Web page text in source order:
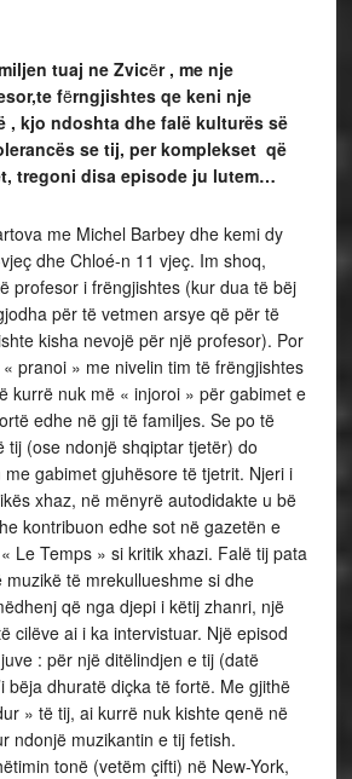
tuaj ne Zvicër , me nje
fërngjishtes qe keni nje
, kjo ndoshta dhe falë kulturës së
se tij, per komplekset që
tregoni disa episode ju lutem…
me Michel Barbey dhe kemi dy
dhe Chloé-n 11 vjeç. Im shoq,
profesor i frëngjishtes (kur dua të bëj
për të vetmen arsye që për të
kisha nevojë për një profesor). Por
pranoi » me nivelin tim të frëngjishtes
kurrë nuk më « injoroi » për gabimet e
edhe në gji të familjes. Se po të
tij (ose ndonjë shqiptar tjetër) do
gabimet gjuhësore të tjetrit. Njeri i
xhaz, në mënyrë autodidakte u bë
kontribuon edhe sot në gazetën e
Le Temps » si kritik xhazi. Falë tij pata
muzikë të mrekullueshme si dhe
që nga djepi i këtij zhanri, një
cilëve ai i ka intervistuar. Një episod
: për një ditëlindjen e tij (datë
bëja dhuratë diçka të fortë. Me gjithë
» të tij, ai kurrë nuk kishte qenë në
ndonjë muzikantin e tij fetish.
tonë (vetëm çifti) në New-York,